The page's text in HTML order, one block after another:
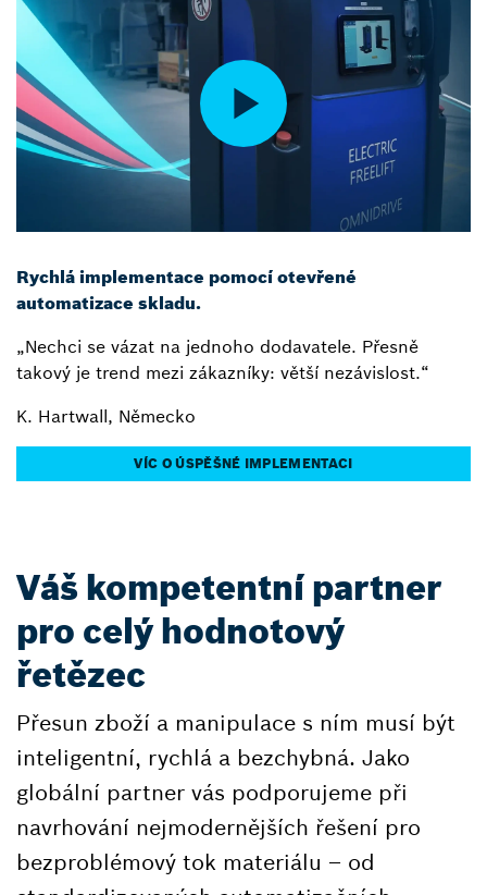
Rychlá implementace pomocí otevřené
automatizace skladu.
„Nechci se vázat na jednoho dodavatele. Přesně
takový je trend mezi zákazníky: větší nezávislost.“
K. Hartwall, Německo
VÍC O ÚSPĚŠNÉ IMPLEMENTACI
Váš kompetentní partner
pro celý hodnotový
řetězec
Přesun zboží a manipulace s ním musí být
inteligentní, rychlá a bezchybná. Jako
globální partner vás podporujeme při
navrhování nejmodernějších řešení pro
bezproblémový tok materiálu – od